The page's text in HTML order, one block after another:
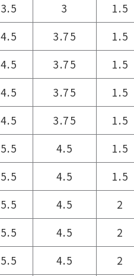
3.5 3 1.5
4.5 3.75 1.5
4.5 3.75 1.5
4.5 3.75 1.5
4.5 3.75 1.5
5.5 4.5 1.5
5.5 4.5 1.5
5.5 4.5 2
5.5 4.5 2
5.5 4.5 2